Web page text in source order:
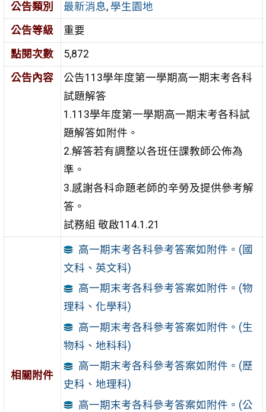
公告類別
最新消息, 學生園地
公告等級
重要
點閱次數
5,872
公告內容
公告113學年度第一學期高一期末考各科
試題解答
1.113學年度第一學期高一期末考各科試
題解答如附件。
2.解答若有調整以各班任課教師公佈為
準。
3.感謝各科命題老師的辛勞及提供參考解
答。
試務組 敬啟114.1.21
相關附件
高一期末考各科參考答案如附件。(國
文科、英文科)
高一期末考各科參考答案如附件。(物
理科、化學科)
高一期末考各科參考答案如附件。(生
物科、地科科)
高一期末考各科參考答案如附件。(歷
史科、地理科)
高一期末考各科參考答案如附件。(公